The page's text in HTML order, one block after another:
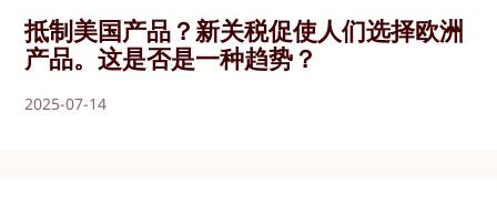
抵制美国产品？新关税促使人们选择欧洲
产品。这是否是一种趋势？
2025-07-14